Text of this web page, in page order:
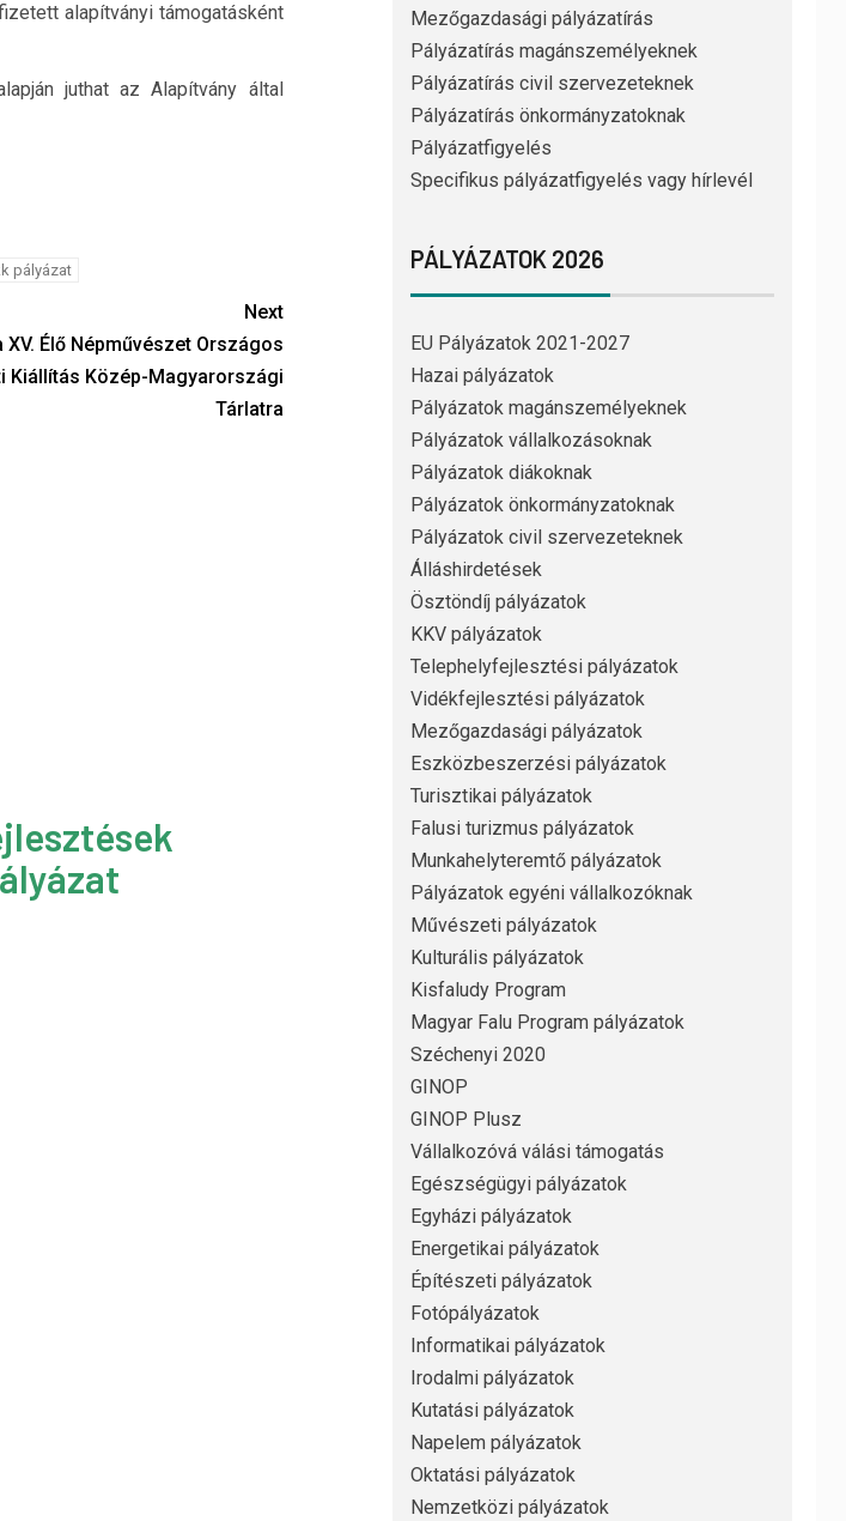
alapítványi támogatásként
juthat az Alapítvány által
pályázat
Next
XV. Élő Népművészet Országos
Kiállítás Közép-Magyarországi
Tárlatra
Mezőgazdasági pályázatírás
Pályázatírás magánszemélyeknek
Pályázatírás civil szervezeteknek
Pályázatírás önkormányzatoknak
Pályázatfigyelés
Specifikus pályázatfigyelés vagy hírlevél
PÁLYÁZATOK 2026
EU Pályázatok 2021-2027
Hazai pályázatok
Pályázatok magánszemélyeknek
Pályázatok vállalkozásoknak
Pályázatok diákoknak
Pályázatok önkormányzatoknak
Pályázatok civil szervezeteknek
Álláshirdetések
Ösztöndíj pályázatok
KKV pályázatok
Telephelyfejlesztési pályázatok
Vidékfejlesztési pályázatok
Mezőgazdasági pályázatok
Eszközbeszerzési pályázatok
Turisztikai pályázatok
Falusi turizmus pályázatok
Munkahelyteremtő pályázatok
Pályázatok egyéni vállalkozóknak
Művészeti pályázatok
Kulturális pályázatok
Kisfaludy Program
Magyar Falu Program pályázatok
Széchenyi 2020
GINOP
GINOP Plusz
Vállalkozóvá válási támogatás
Egészségügyi pályázatok
Egyházi pályázatok
Energetikai pályázatok
Építészeti pályázatok
Fotópályázatok
Informatikai pályázatok
Irodalmi pályázatok
Kutatási pályázatok
Napelem pályázatok
Oktatási pályázatok
Nemzetközi pályázatok